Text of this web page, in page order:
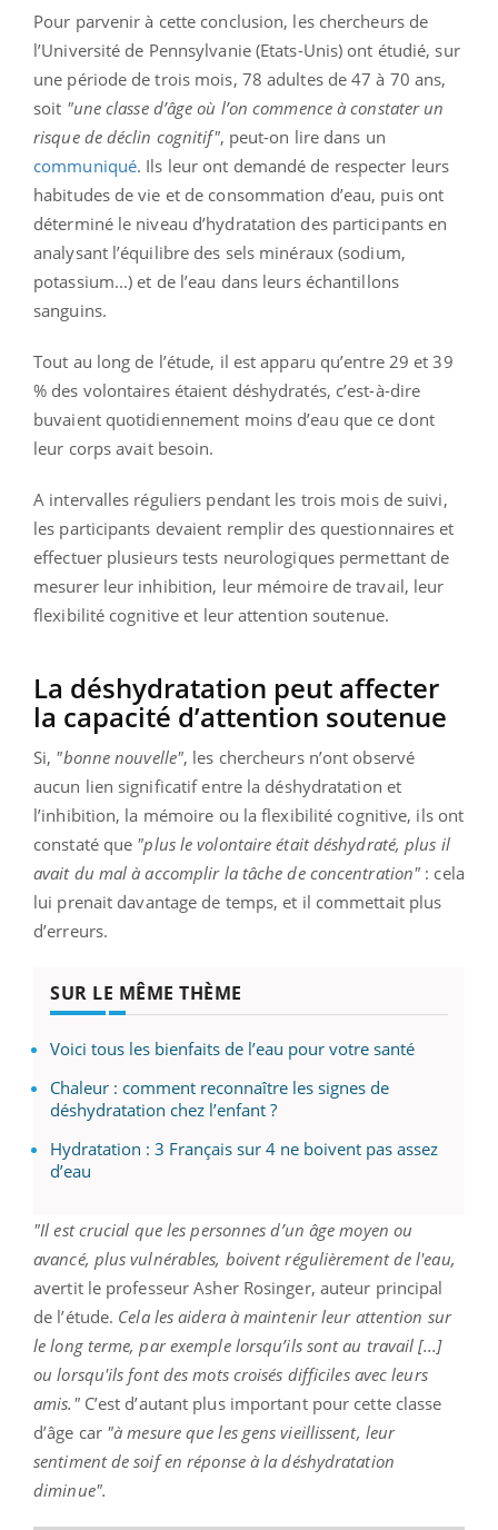
Pour parvenir à cette conclusion, les chercheurs de
l’Université de Pennsylvanie (Etats-Unis) ont étudié, sur
une période de trois mois, 78 adultes de 47 à 70 ans,
soit "une classe d’âge où l’on commence à constater un
risque de déclin cognitif", peut-on lire dans un
communiqué. Ils leur ont demandé de respecter leurs
habitudes de vie et de consommation d’eau, puis ont
déterminé le niveau d’hydratation des participants en
analysant l’équilibre des sels minéraux (sodium,
potassium...) et de l’eau dans leurs échantillons
sanguins.
Tout au long de l’étude, il est apparu qu’entre 29 et 39
% des volontaires étaient déshydratés, c’est-à-dire
buvaient quotidiennement moins d’eau que ce dont
leur corps avait besoin.
A intervalles réguliers pendant les trois mois de suivi,
les participants devaient remplir des questionnaires et
effectuer plusieurs tests neurologiques permettant de
mesurer leur inhibition, leur mémoire de travail, leur
flexibilité cognitive et leur attention soutenue.
La déshydratation peut affecter
la capacité d’attention soutenue
Si, "bonne nouvelle", les chercheurs n’ont observé
aucun lien significatif entre la déshydratation et
l’inhibition, la mémoire ou la flexibilité cognitive, ils ont
constaté que "plus le volontaire était déshydraté, plus il
avait du mal à accomplir la tâche de concentration" : cela
lui prenait davantage de temps, et il commettait plus
d’erreurs.
SUR LE MÊME THÈME
Voici tous les bienfaits de l’eau pour votre santé
Chaleur : comment reconnaître les signes de
déshydratation chez l’enfant ?
Hydratation : 3 Français sur 4 ne boivent pas assez
d’eau
"Il est crucial que les personnes d’un âge moyen ou
avancé, plus vulnérables, boivent régulièrement de l'eau,
avertit le professeur Asher Rosinger, auteur principal
de l’étude. Cela les aidera à maintenir leur attention sur
le long terme, par exemple lorsqu’ils sont au travail [...]
ou lorsqu'ils font des mots croisés difficiles avec leurs
amis."C’est d’autant plus important pour cette classe
d’âge car"à mesure que les gens vieillissent, leur
sentiment de soif en réponse à la déshydratation
diminue".